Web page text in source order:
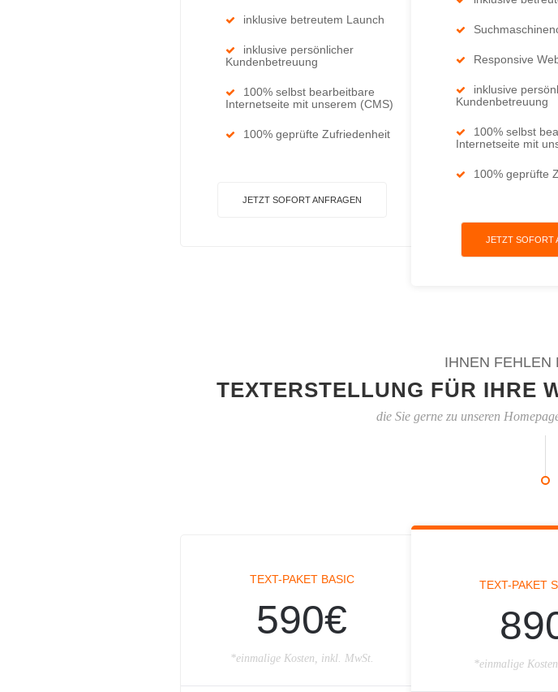
inklusive betreutem Launch
inklusive persönlicher
Kundenbetreuung
100% selbst bearbeitbare
Internetseite mit unserem (CMS)
100% geprüfte Zufriedenheit
JETZT SOFORT ANFRAGEN
Responsive
inklusive
Kundenbetreuung
100% selbst
Internetseite mit
100% geprüfte
JETZT SOFORT
IHNEN FEHLEN
TEXTERSTELLUNG FÜR IHRE
die Sie gerne zu unseren
TEXT-PAKET BASIC
590€
*einmalige Kosten, inkl. MwSt.
TEXT-PAKET
*einmalige